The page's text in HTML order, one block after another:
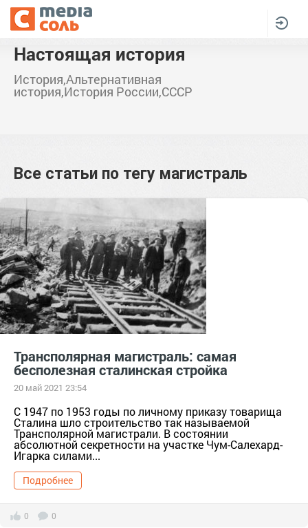
Настоящая история
История,Альтернативная
история,История России,СССР
Все статьи по тегу магистраль
Трансполярная магистраль: самая
бесполезная сталинская стройка
20 май 2021 23:54
С 1947 по 1953 годы по личному приказу товарища
Сталина шло строительство так называемой
Трансполярной магистрали. В состоянии
абсолютной секретности на участке Чум-Салехард-
Игарка силами...
Подробнее
0 0